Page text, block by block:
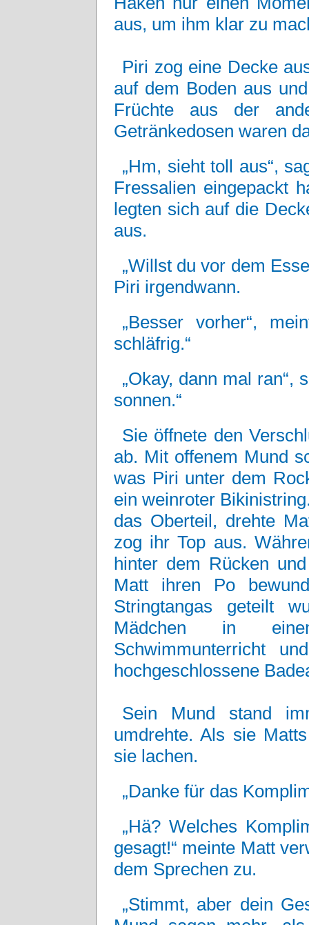
aus, um ihm klar zu
Piri zog eine Decke
auf dem Boden aus
Früchte aus der
Getränkedosen waren
„Hm, sieht toll aus“,
Fressalien eingepackt
legten sich auf die
aus.
„Willst du vor dem
Piri irgendwann.
„Besser vorher“,
schläfrig.“
„Okay, dann mal ran“,
sonnen.“
Sie öffnete den
ab. Mit offenem Mund
was Piri unter dem
ein weinroter
das Oberteil, drehte
zog ihr Top aus.
hinter dem Rücken
Matt ihren Po
Stringtangas geteilt
Mädchen in
Schwimmunterricht
hochgeschlossene
Sein Mund stand
umdrehte. Als sie
sie lachen.
„Danke für das
„Hä? Welches
gesagt!“ meinte Matt
dem Sprechen zu.
„Stimmt, aber dein